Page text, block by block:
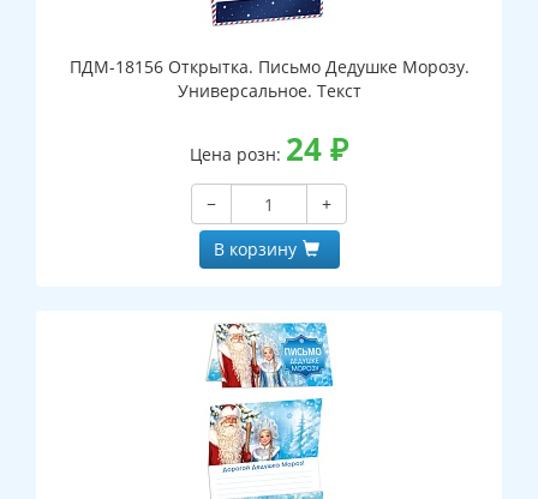
ПДМ-18156 Открытка. Письмо Дедушке Морозу.
Универсальное. Текст
Цена розн: 24₽
−
+
В корзину